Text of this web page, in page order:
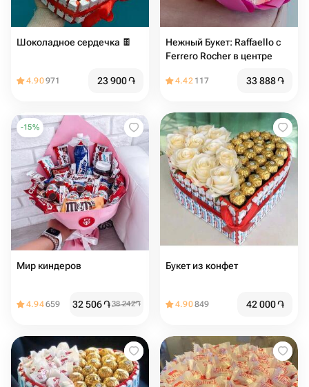
Шоколадное сердечка 🍫
4.90971 23 900֏
Нежный Букет: Raffaello с
Ferrero Rocher в центре
4.42 117 33 888֏
-15%
Мир киндеров
4.94659 32 506֏38 242֏
Букет из конфет
4.90849 42 000֏